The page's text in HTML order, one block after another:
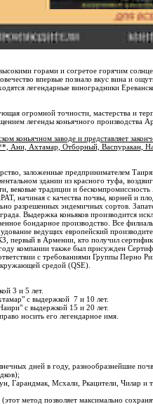
горами и согретое горячим
впервые познало вкус вина и
легендарные виноградники
огромной точности, мастерства и
легенды коньячного производства
коньячном заводе и представляет
Ани, Ахтамар, Отборный, Васпуракан,
заложенные предпринимателем
здании из красного туфа,
вековые традиции и
начиная с качества почвы, корней и
разрешенных эндемичных сортов.
Выдержка коньяков производится
бондарное производство. Все
ведущих европейский
первый в Армении, кто получил
компании также был присужден
с требованиями Группы Перно
средой (QSE).
3 и 5 лет.
с выдержкой 7 и 10 лет.
с выдержкой 15 и 20 лет.
носить его легендарное имя.
дней в году, разнообразнейшие
Гарандмак, Мсхали, Ркацители, Чилар и
метод позволяет максимально